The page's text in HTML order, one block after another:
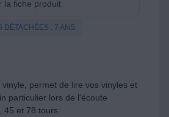
la fiche produit
DÉTACHÉES : 7 ANS
vinyle, permet de lire vos vinyles et
particulier lors de l'écoute
45 et 78 tours